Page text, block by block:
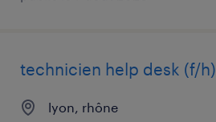
technicien help desk (f/h)
lyon, rhône